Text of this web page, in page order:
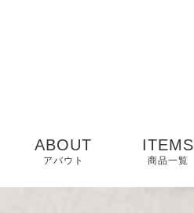
ABOUT
アバウト
ITEMS
商品一覧